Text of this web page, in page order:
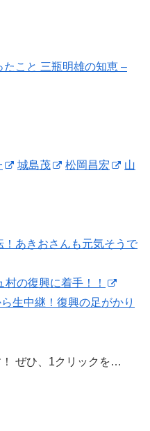
こと 三瓶明雄の知恵 –
城島茂 松岡昌宏
山
あきおさんも元気そうで
の復興に着手！！
生中継！復興の足がかり
ぜひ、1クリックを…